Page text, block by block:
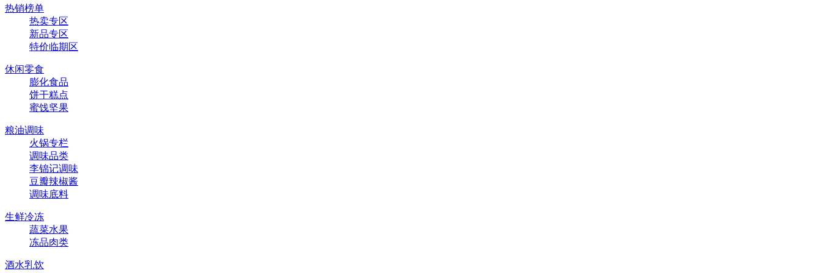
热销榜单
热卖专区
新品专区
特价临期区
休闲零食
膨化食品
饼干糕点
蜜饯坚果
粮油调味
火锅专栏
调味品类
李锦记调味
豆瓣辣椒酱
调味底料
生鲜冷冻
蔬菜水果
冻品肉类
酒水乳饮